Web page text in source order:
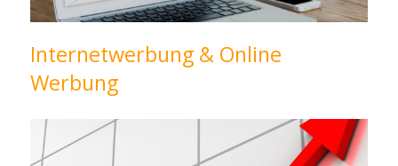
Internetwerbung & Online
Werbung